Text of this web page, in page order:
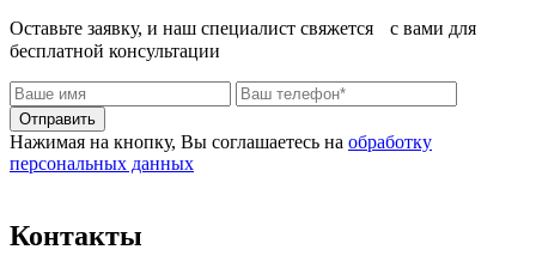
Оставьте заявку, и наш специалист свяжется с вами для
бесплатной консультации
Отправить
Нажимая на кнопку, Вы соглашаетесь на обработку
персональных данных
Контакты